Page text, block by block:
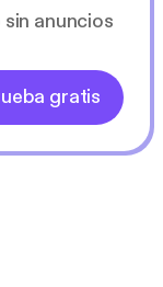
anuncios
gratis